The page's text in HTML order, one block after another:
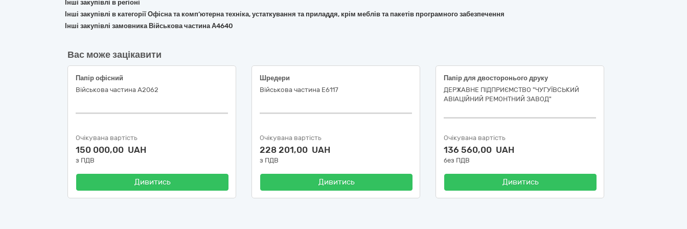
Інші закупівлі в регіоні
Інші закупівлі в категорії Офісна та комп’ютерна техніка, устаткування та приладдя, крім меблів та пакетів програмного забезпечення
Інші закупівлі замовника Військова частина А4640
Вас може зацікавити
Папір офісний
Військова частина А2062
Очікувана вартість
150 000,00 UAH
з ПДВ
Дивитись
Шредери
Військова частина Е6117
Очікувана вартість
228 201,00 UAH
з ПДВ
Дивитись
Папір для двосторонього друку
ДЕРЖАВНЕ ПІДПРИЄМСТВО "ЧУГУЇВСЬКИЙ
АВІАЦІЙНИЙ РЕМОНТНИЙ ЗАВОД"
Очікувана вартість
136 560,00 UAH
без ПДВ
Дивитись